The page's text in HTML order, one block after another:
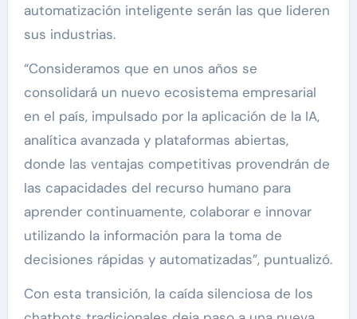
automatización inteligente serán las que lideren
sus industrias.
“Consideramos que en unos años se
consolidará un nuevo ecosistema empresarial
en el país, impulsado por la aplicación de la IA,
analítica avanzada y plataformas abiertas,
donde las ventajas competitivas provendrán de
las capacidades del recurso humano para
aprender continuamente, colaborar e innovar
utilizando la información para la toma de
decisiones rápidas y automatizadas”, puntualizó.
Con esta transición, la caída silenciosa de los